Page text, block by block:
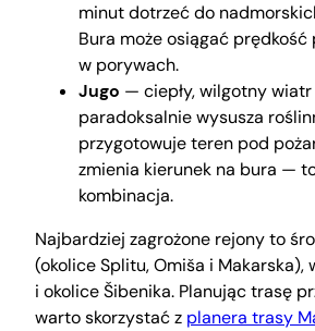
minut dotrzeć do
Bura może osiągać
w porywach.
Jugo — ciepły, wilgotny wiatr
paradoksalnie wysusza
przygotowuje teren pod
zmienia kierunek na bura —
kombinacja.
Najbardziej zagrożone rejony to
(okolice Splitu, Omiša i Makarska),
i okolice Šibenika. Planując trasę
warto skorzystać z planera trasy